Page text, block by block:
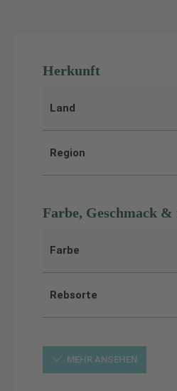
Herkunft
Land
Region
Farbe, Geschmack &
Farbe
Rebsorte
MEHR ANSEHEN